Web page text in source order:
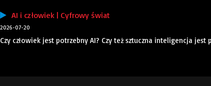
AI i człowiek | Cyfrowy świat
2026-07-20
Czy człowiek jest potrzebny AI? Czy też sztuczna inteligencja jest